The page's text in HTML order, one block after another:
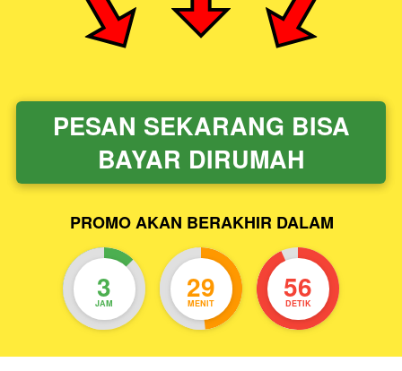
PESAN SEKARANG BISA
BAYAR DIRUMAH
PROMO AKAN BERAKHIR DALAM
3
JAM 29
MENIT 56
DETIK